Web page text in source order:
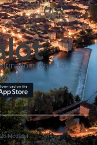
dans le
(46).
Medialot.